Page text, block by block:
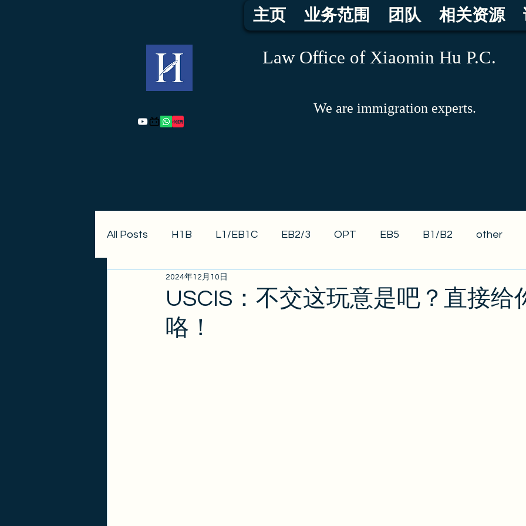
主页 业务范围 团队 相关资源
Law Office of Xiaomin Hu P.C.
We are immigration experts.
All Posts H1B L1/EB1C EB2/3 OPT EB5 B1/B2 other
EB1A/EB1B/NIW
金卡
USCIS：不交这玩意是吧？直接给
咯！
2024年12月10日